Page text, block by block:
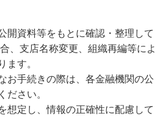
開資料等をもとに確認・整理して
、支店名称変更、組織再編等によ
ます。
お手続きの際は、各金融機関の公
ださい。
想定し、情報の正確性に配慮して